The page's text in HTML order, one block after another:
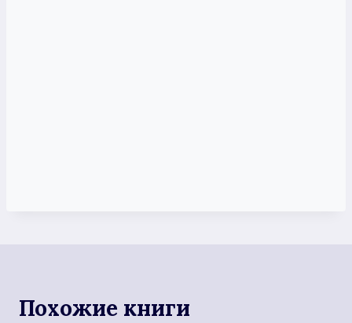
Похожие книги